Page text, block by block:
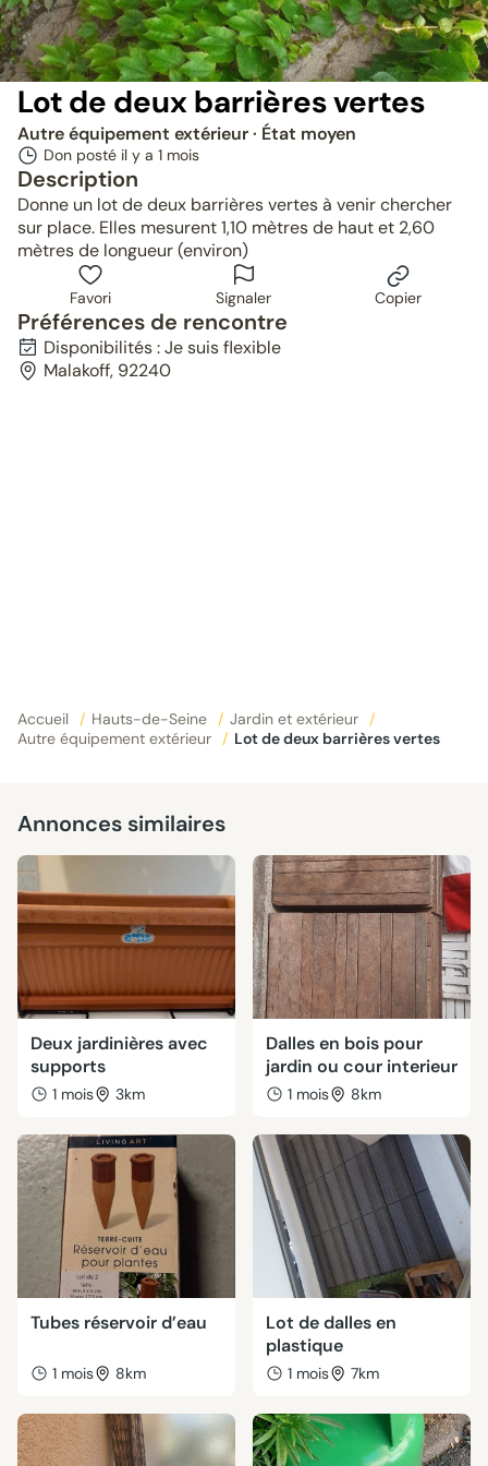
Lot de deux barrières vertes
Autre équipement extérieur· État moyen
Don posté il y a 1 mois
Description
Donne un lot de deux barrières vertes à venir chercher
sur place. Elles mesurent 1,10 mètres de haut et 2,60
mètres de longueur (environ)
Favori Signaler Copier
Préférences de rencontre
Disponibilités : Je suis flexible
Malakoff, 92240
Accueil / Hauts-de-Seine / Jardin et extérieur
/
Autre équipement extérieur
/ Lot de deux barrières vertes
Annonces similaires
Deux jardinières avec
supports
1 mois 3km
Dalles en bois pour
jardin ou cour interieur
1 mois 8km
Tubes réservoir d’eau
1 mois 8km
Lot de dalles en
plastique
1 mois 7km